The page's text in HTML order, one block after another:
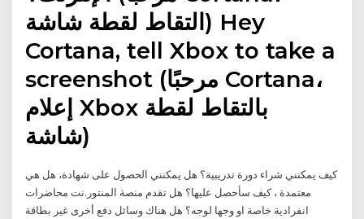
التقاط لقطة شاشة) Hey
Cortana, tell Xbox to take a
screenshot‏ (مرحبًا Cortana،
إعلام Xbox بالتقاط لقطة
شاشة)
كيف يمكنني شراء دورة تدريبية؟ هل يمكنني الحصول على شهادة، هل هي
معتمدة ، كيف سأحصل عليها؟ هل تقدم منصة المنتور.نت محاضرات
انفرادية خاصة او وجها لوجه؟ هل هناك وسائل دفع أخرى غير بطاقة